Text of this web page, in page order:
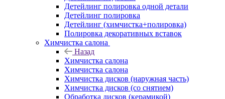
Детейлинг полировка одной детали
Детейлинг полировка
Детейлинг (химчистка+полировка)
Полировка декоративных вставок
Химчистка салона
Назад
Химчистка салона
Химчистка салона
Химчистка дисков (наружная часть)
Химчистка дисков (со снятием)
Обработка дисков (керамикой)